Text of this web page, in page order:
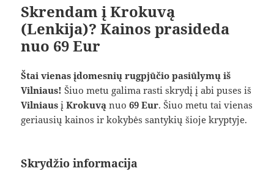
Skrendam į Krokuvą
(Lenkija)? Kainos prasideda
nuo 69 Eur
Štai vienas įdomesnių rugpjūčio pasiūlymų iš
Vilniaus! Šiuo metu galima rasti skrydį į abi puses iš
Vilniaus įKrokuvą nuo69 Eur. Šiuo metu tai vienas
geriausių kainos ir kokybės santykių šioje kryptyje.
Skrydžio informacija